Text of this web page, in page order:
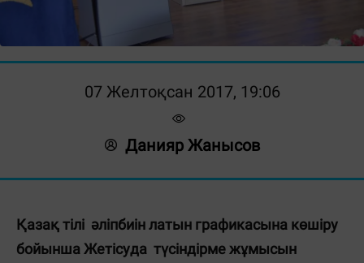
07 Желтоқсан 2017, 19:06
Данияр Жанысов
Қазақ тілі әліпбиін латын графикасына көшіру
бойынша Жетісуда түсіндірме жұмысын